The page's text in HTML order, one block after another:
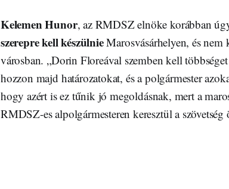
Kelemen Hunor, az RMDSZ elnöke korábban
szerepre kell készülnieMarosvásárhelyen, és nem
városban. „Dorin Floreával szemben kell
hozzon majd határozatokat, és a polgármester
hogy azért is ez tűnik jó megoldásnak, mert a
RMDSZ-es alpolgármesteren keresztül a